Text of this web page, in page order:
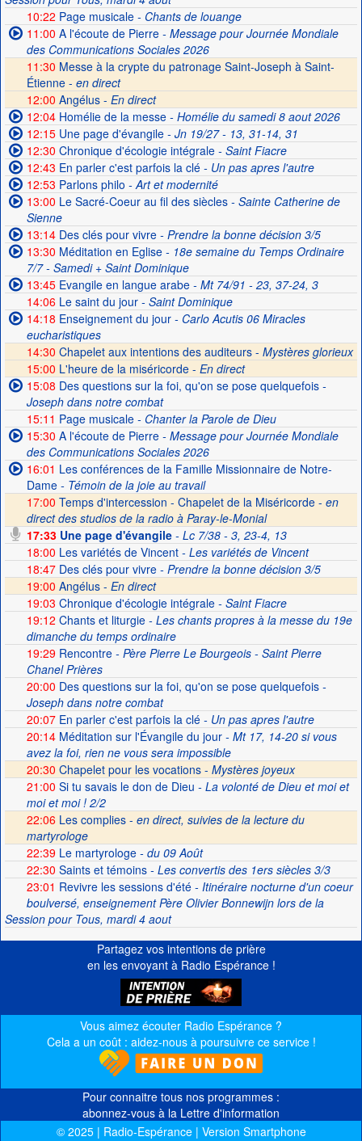
10:22 Page musicale- Chants de louange
11:00 A l'écoute de Pierre- Message pour Journée Mondiale
des Communications Sociales 2026
11:30 Messe à la crypte du patronage Saint-Joseph à Saint-
Étienne - en direct
12:00 Angélus - En direct
12:04Homélie de la messe- Homélie du samedi 8 aout 2026
12:15Une page d'évangile- Jn 19/27 - 13, 31-14, 31
12:30 Chronique d'écologie intégrale- Saint Fiacre
12:43 En parler c'est parfois la clé- Un pas apres l'autre
12:53 Parlons philo - Art et modernité
13:00 Le Sacré-Coeur au fil des siècles- Sainte Catherine de
Sienne
13:14Des clés pour vivre- Prendre la bonne décision 3/5
13:30 Méditation en Eglise- 18e semaine du Temps Ordinaire
7/7 - Samedi + Saint Dominique
13:45Evangile en langue arabe- Mt 74/91 - 23, 37-24, 3
14:06Le saint du jour- Saint Dominique
14:18 Enseignement du jour- Carlo Acutis 06 Miracles
eucharistiques
14:30 Chapelet aux intentions des auditeurs - Mystères glorieux
15:00 L'heure de la miséricorde - En direct
15:08 Des questions sur la foi, qu'on se pose quelquefois-
Joseph dans notre combat
15:11 Page musicale- Chanter la Parole de Dieu
15:30 A l'écoute de Pierre- Message pour Journée Mondiale
des Communications Sociales 2026
16:01 Les conférences de la Famille Missionnaire de Notre-
Dame- Témoin de la joie au travail
17:00 Temps d'intercession - Chapelet de la Miséricorde - en
direct des studios de la radio à Paray-le-Monial
17:33Une page d'évangile- Lc 7/38 - 3, 23-4, 13
18:00 Les variétés de Vincent- Les variétés de Vincent
18:47Des clés pour vivre- Prendre la bonne décision 3/5
19:00 Angélus - En direct
19:03 Chronique d'écologie intégrale- Saint Fiacre
19:12 Chants et liturgie- Les chants propres à la messe du 19e
dimanche du temps ordinaire
19:29Rencontre- Père Pierre Le Bourgeois - Saint Pierre
Chanel Prières
20:00 Des questions sur la foi, qu'on se pose quelquefois-
Joseph dans notre combat
20:07En parler c'est parfois la clé- Un pas apres l'autre
20:14Méditation sur l'Évangile du jour- Mt 17, 14-20 si vous
avez la foi, rien ne vous sera impossible
20:30 Chapelet pour les vocations - Mystères joyeux
21:00 Si tu savais le don de Dieu - La volonté de Dieu et moi et
moi et moi ! 2/2
22:06 Les complies - en direct, suivies de la lecture du
martyrologe
22:39Le martyrologe- du 09 Août
22:30 Saints et témoins- Les convertis des 1ers siècles 3/3
23:01 Revivre les sessions d'été- Itinéraire nocturne d'un coeur
boulversé, enseignement Père Olivier Bonnewijn lors de la
Session pour Tous, mardi 4 aout
Partagez vos intentions de prière
en les envoyant à Radio Espérance !
Vous aimez écouter Radio Espérance ?
Cela a un coût : aidez-nous à poursuivre ce service !
Pour connaitre tous nos programmes :
abonnez-vous à la Lettre d'information
© 2025 | Radio-Espérance | Version Smartphone